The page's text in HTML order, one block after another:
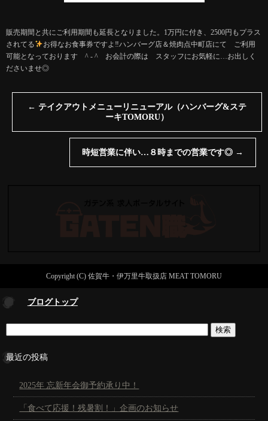
販売期間と共にご利用期間も延長となりました。1万円に付き、2500円もプラス
されてる
お得なお食事券ですよ‼︎ハンバーグ店＆焼肉点中町店にて ご利用
可能となっております ^ - ^ お会計の際は スタッフにお気軽に…お出しく
ださいませ◎
← テイクアウトメニューリニューアル（ハンバーグ&ステ
ーキTOMORU）
時短営業に伴い…８時までの営業です◎ →
Copyright (C) 佐賀牛・伊万里牛取扱店 MEAT TOMORU
ブログトップ
最近の投稿
2025年 忘新年会御予約承り中！
「食べて応援！残暑割！」企画のお知らせ